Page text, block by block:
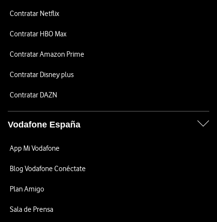
Contratar Netflix
Contratar HBO Max
Contratar Amazon Prime
Contratar Disney plus
Contratar DAZN
Vodafone España
App Mi Vodafone
Blog Vodafone Conéctate
Plan Amigo
Sala de Prensa